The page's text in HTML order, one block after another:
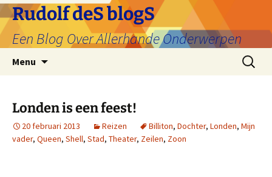
Ga
naar
de
inhoud
Rudolf deS blogS
Een Blog Over Allerhande Onderwerpen
Menu
Zoeken
naar:
Londen is een feest!
20 februari 2013 Reizen Billiton, Dochter, Londen, Mijn
vader, Queen, Shell, Stad, Theater, Zeilen, Zoon